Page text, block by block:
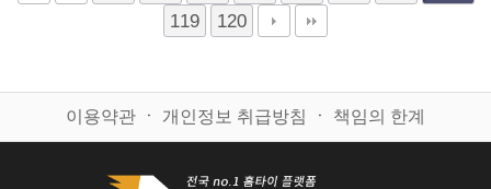
119 120
이용약관 ㆍ 개인정보 취급방침 ㆍ 책임의 한계